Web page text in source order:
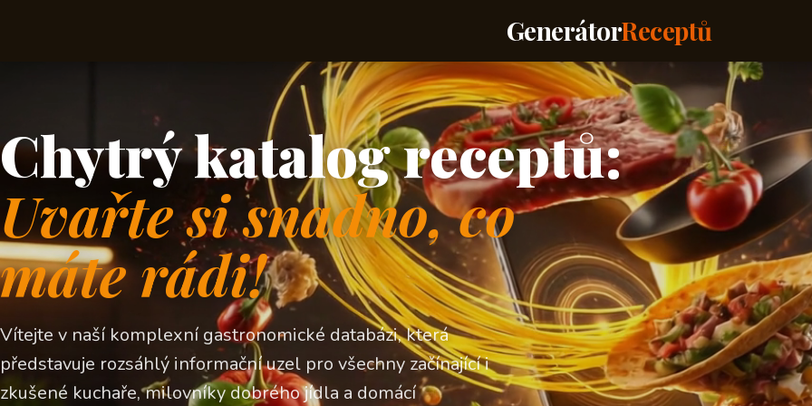
GenerátorReceptů
Chytrý katalog receptů:
Uvařte si snadno, co
máte rádi!
Vítejte v naší komplexní gastronomické databázi, která
představuje rozsáhlý informační uzel pro všechny začínající i
zkušené kuchaře, milovníky dobrého jídla a domácí